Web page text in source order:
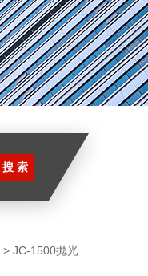
> JC-1500抛光机粉尘除尘器打磨净化器